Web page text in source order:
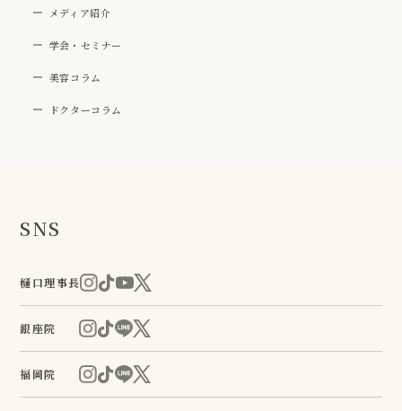
メディア紹介
学会・セミナー
美容コラム
ドクターコラム
SNS
樋口理事長
銀座院
福岡院